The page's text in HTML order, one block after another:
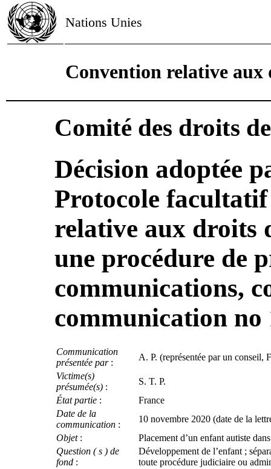
Nations Unies
Convention relative aux
Comité des droits
Décision adoptée
Protocole
relative aux droits
une procédure de
communications,
communication no
Communication
présentée par:
A. P. (représentée par un conseil,
Victime(s)
présumée(s) :
S. T. P.
État partie :
France
Date de la
communication :
10 novembre 2020 (date de la
Objet:
Placement d’un enfant autiste
Question ( s ) de
fond :
Développement de l’enfant ;
toute procédure judiciaire ou